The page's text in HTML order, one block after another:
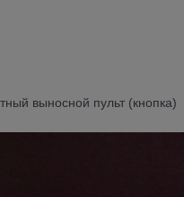
выносной пульт (кнопка)